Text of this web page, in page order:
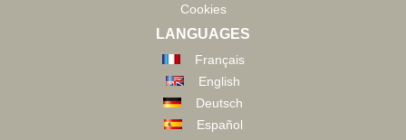
Cookies
LANGUAGES
Français
English
Deutsch
Español